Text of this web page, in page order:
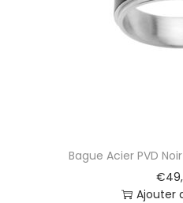
Bague Acier PVD
€
Ajouter